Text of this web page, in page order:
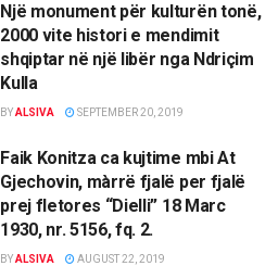
Një monument për kulturën tonë,
2000 vite histori e mendimit
shqiptar në një libër nga Ndriçim
Kulla
BYALSIVA SEPTEMBER 20, 2019
Faik Konitza ca kujtime mbi At
Gjechovin, màrrë fjalë per fjalë
prej fletores “Dielli” 18 Marc
1930, nr. 5156, fq. 2.
BYALSIVA AUGUST 22, 2019